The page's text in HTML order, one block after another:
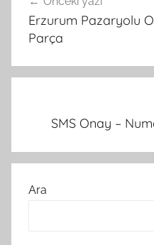
gezinmesi
Erzurum Pazaryolu
Parça
SMS Onay –
Ara